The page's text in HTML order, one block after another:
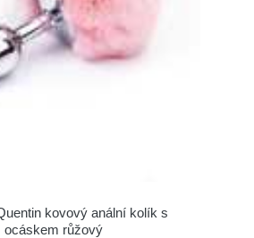
kovový anální kolík s
ocáskem růžový